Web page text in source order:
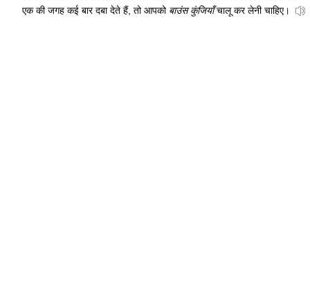
एक की जगह कई बार दबा देते हैं, तो आपको बाउंस कुंजियाँचालू कर लेनी चाहिए।